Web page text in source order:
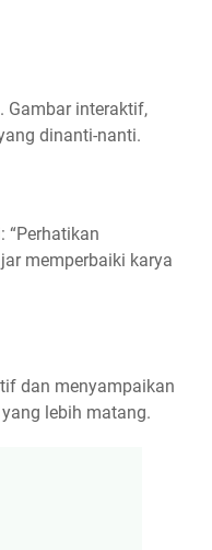
Gambar interaktif,
dinanti-nanti.
“Perhatikan
memperbaiki karya
dan menyampaikan
lebih matang.